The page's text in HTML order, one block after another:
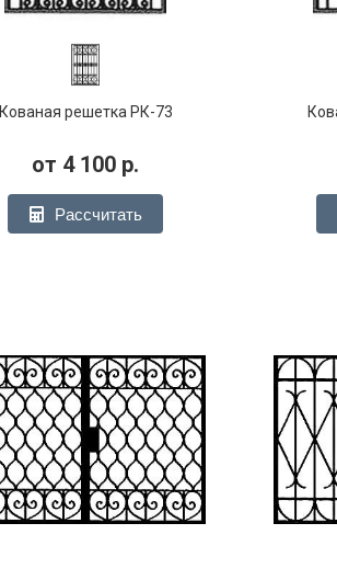
Кованая решетка РК-73
от 4 100 р.
Рассчитать